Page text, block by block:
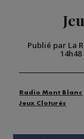
Publié par La
14h48
Radio Mont Blanc
Jeux Cloturés